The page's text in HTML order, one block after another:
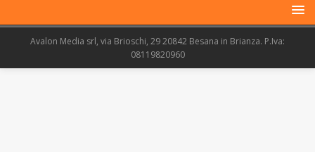
Avalon Media srl, via Brioschi, 29 20842 Besana in Brianza. P.Iva:
08119820960